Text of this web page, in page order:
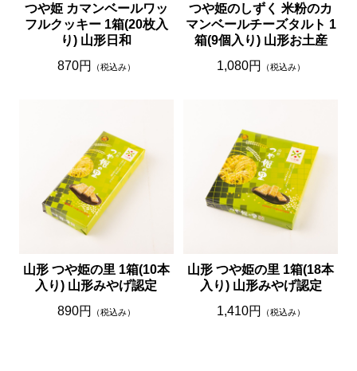
つや姫 カマンベールワッ
フルクッキー 1箱(20枚入
り) 山形日和
870円
（税込み）
つや姫のしずく 米粉のカ
マンベールチーズタルト 1
箱(9個入り) 山形お土産
1,080円
（税込み）
山形 つや姫の里 1箱(10本
入り) 山形みやげ認定
890円
（税込み）
山形 つや姫の里 1箱(18本
入り) 山形みやげ認定
1,410円
（税込み）